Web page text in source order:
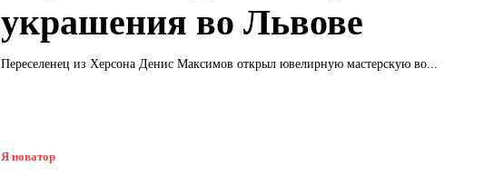
украшения во Львове
Переселенец из Херсона Денис Максимов открыл ювелирную мастерскую во...
Я новатор